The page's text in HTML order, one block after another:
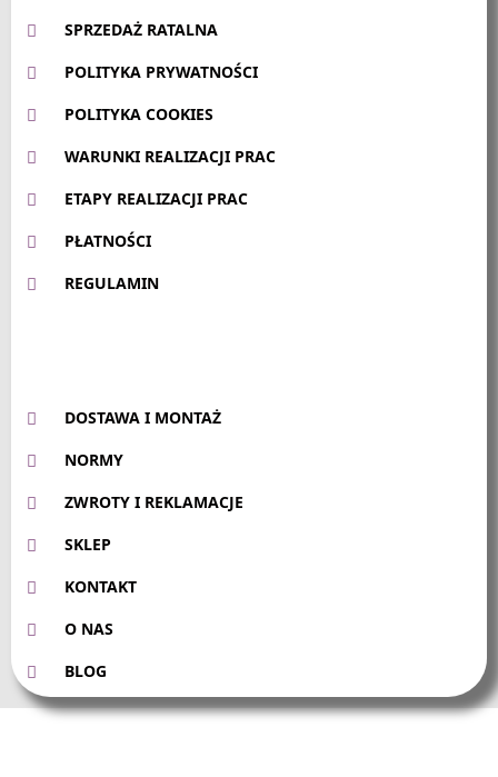
SPRZEDAŻ RATALNA
POLITYKA PRYWATNOŚCI
POLITYKA COOKIES
WARUNKI REALIZACJI PRAC
ETAPY REALIZACJI PRAC
PŁATNOŚCI
REGULAMIN
DOSTAWA I MONTAŻ
NORMY
ZWROTY I REKLAMACJE
SKLEP
KONTAKT
O NAS
BLOG